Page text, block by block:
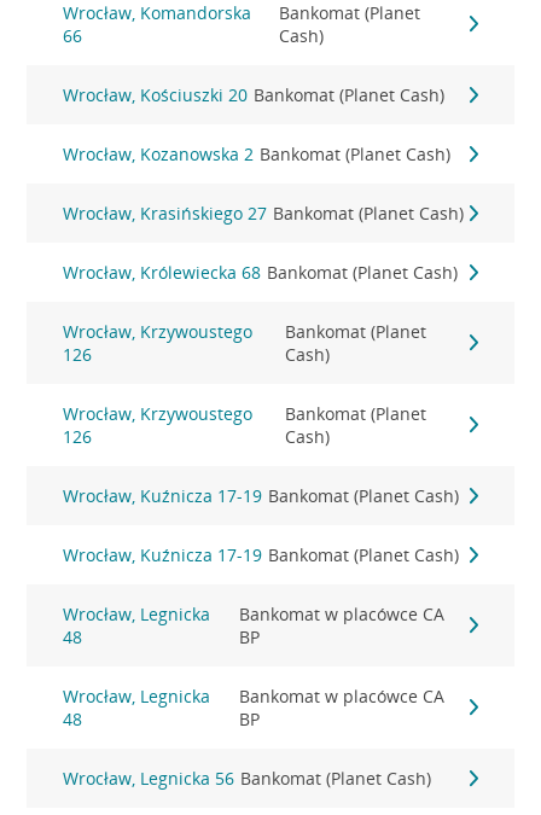
Wrocław, Komandorska
66
Bankomat (Planet
Cash)
Wrocław, Kościuszki 20 Bankomat (Planet Cash)
Wrocław, Kozanowska 2 Bankomat (Planet Cash)
Wrocław, Krasińskiego 27 Bankomat (Planet Cash)
Wrocław, Królewiecka 68 Bankomat (Planet Cash)
Wrocław, Krzywoustego
126
Bankomat (Planet
Cash)
Wrocław, Krzywoustego
126
Bankomat (Planet
Cash)
Wrocław, Kuźnicza 17-19 Bankomat (Planet Cash)
Wrocław, Kuźnicza 17-19 Bankomat (Planet Cash)
Wrocław, Legnicka
48
Bankomat w placówce CA
BP
Wrocław, Legnicka
48
Bankomat w placówce CA
BP
Wrocław, Legnicka 56 Bankomat (Planet Cash)